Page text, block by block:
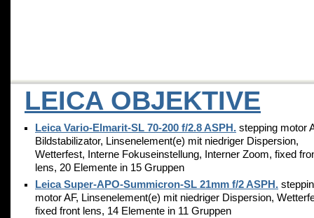
LEICA OBJEKTIVE
Leica Vario-Elmarit-SL 70-200 f/2.8 ASPH. stepping motor
Bildstabilizator, Linsenelement(e) mit niedriger Dispersion,
Wetterfest, Interne Fokuseinstellung, Interner Zoom, fixed
lens, 20 Elemente in 15 Gruppen
Leica Super-APO-Summicron-SL 21mm f/2 ASPH.
motor AF, Linsenelement(e) mit niedriger Dispersion,
fixed front lens, 14 Elemente in 11 Gruppen